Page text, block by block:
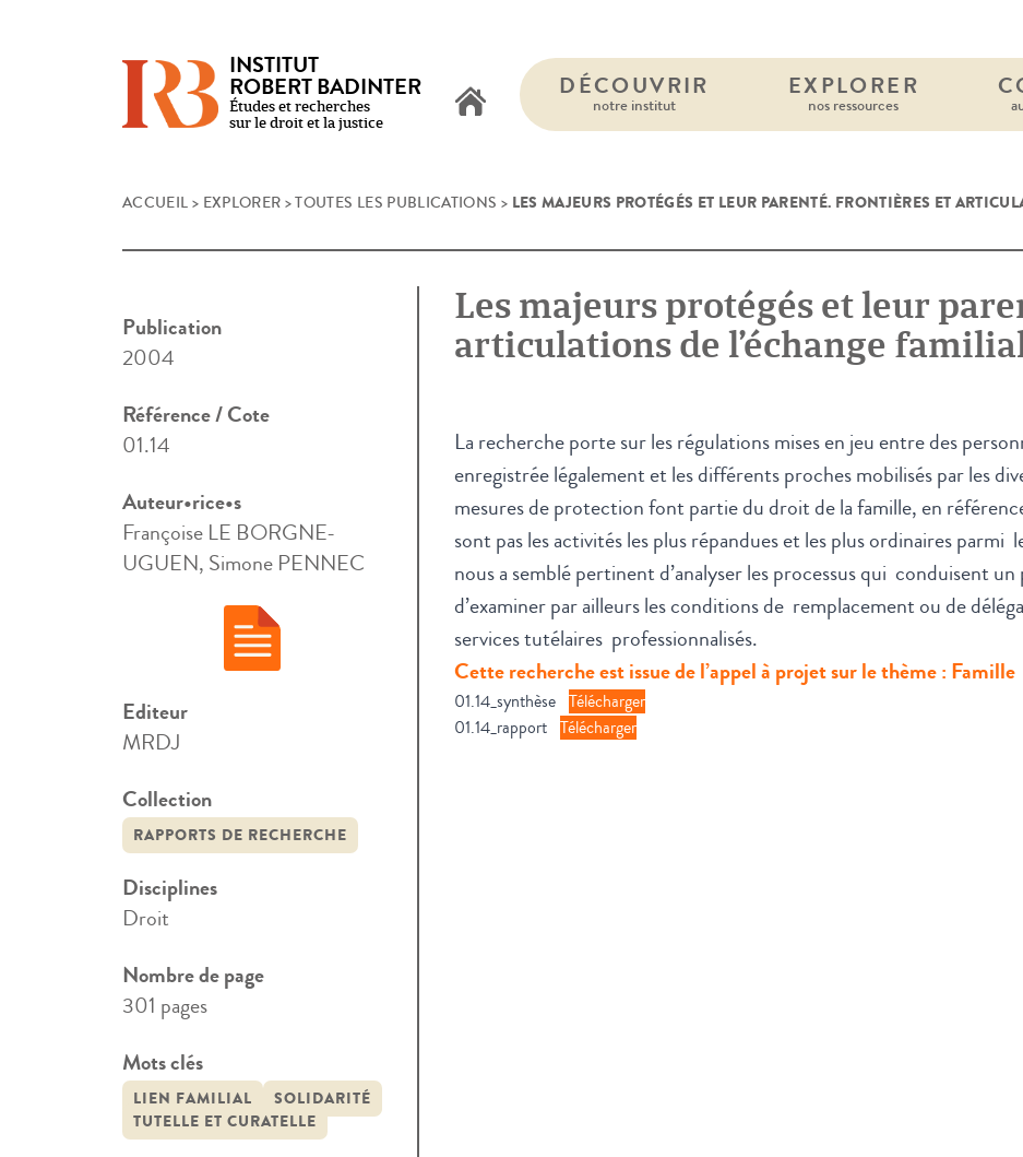
INSTITUT
ROBERT BADINTER
Études et recherches
sur le droit et la justice
DÉCOUVRIR
notre institut
EXPLORER
nos ressources
ACCUEIL > EXPLORER >TOUTES LES PUBLICATIONS > LES MAJEURS PROTÉGÉS ET LEUR PARENTÉ. FRONTIÈRES ET
Les majeurs protégés et leur
articulations de l’échange
La recherche porte sur les régulations mises en jeu entre des
enregistrée légalement et les différents proches mobilisés par les
mesures de protection font partie du droit de la famille, en
sont pas les activités les plus répandues et les plus ordinaires parmi
nous a semblé pertinent d’analyser les processus qui conduisent
d’examiner par ailleurs les conditions de remplacement ou de
services tutélaires professionnalisés.
Cette recherche est issue de l’appel à projet sur le thème : Famille
01.14_synthèse Télécharger
01.14_rapport Télécharger
Publication
2004
Référence / Cote
01.14
Auteur•rice•s
Françoise LE BORGNE-
UGUEN, Simone PENNEC
Editeur
MRDJ
Collection
RAPPORTS DE RECHERCHE
Disciplines
Droit
Nombre de page
301 pages
Mots clés
LIEN FAMILIAL
SOLIDARITÉ
TUTELLE ET CURATELLE